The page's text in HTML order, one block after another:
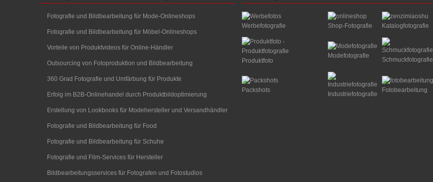
Fotografie und Bildbearbeitung für Mode-Onlineshops
Fotografie und Bildbearbeitung für Möbel-Onlineshops
Vorteile von Produktvideos für Online-Händler
Outsourcing von Fotoproduktion und Bildbearbeitung
360 Grad Fotografie und Umfärbung für Produkte
Erfolg im B2B-Onlinehandel durch Produktbildoptimierung
Erstellung von Lookbooks für Modehersteller und Versandhändler
Fotografie und Bildbearbeitung für Food
Fotografie und Bildbearbeitung für Schuhe
Fotografie und Film-Services für Hersteller
Bildbearbeitungsservices für Fotografen und Fotostudios
Werbefotografie Shop-Fotografie Katalogfotografie
Produktfoto
Modefotografie
Schmuckfotografie
Packshots
Industriefotografie
Fotobearbeitung